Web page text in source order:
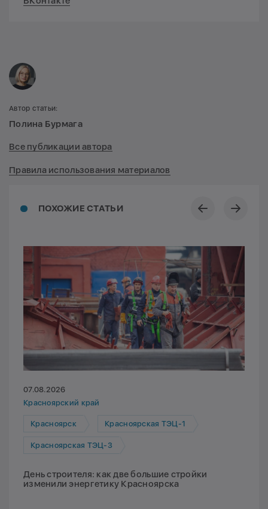
ПОХОЖИЕ СТАТЬИ
07.08.2026
Красноярский край
Красноярск Красноярская ТЭЦ-1
Красноярская ТЭЦ-3
День строителя: как две большие стройки
изменили энергетику Красноярска
Автор статьи:
Полина Бурмага
Все публикации автора
Правила использования материалов